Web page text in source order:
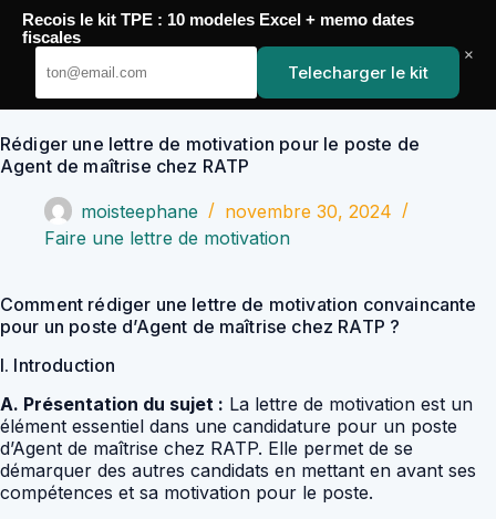
Passer
contenu
YoupiJobs
Rédiger une lettre de motivation pour le poste de
Agent de maîtrise chez RATP
moisteephane
novembre 30, 2024
Faire une lettre de motivation
Comment rédiger une lettre de motivation convaincante
pour un poste d’Agent de maîtrise chez RATP ?
I. Introduction
A. Présentation du sujet : La lettre de motivation est un
élément essentiel dans une candidature pour un poste
d’Agent de maîtrise chez RATP. Elle permet de se
démarquer des autres candidats en mettant en avant ses
compétences et sa motivation pour le poste.
Recois le kit TPE : 10 modeles Excel + memo dates
fiscales
Telecharger le kit
×